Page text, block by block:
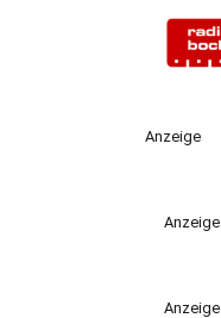
Anzeige
Anzeige
Anzeige